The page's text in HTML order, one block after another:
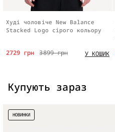
Худі чоловіче New Balance
Stacked Logo сірого кольору
3899 грн
2729 грн У КОШИК
Купують зараз
НОВИНКИ